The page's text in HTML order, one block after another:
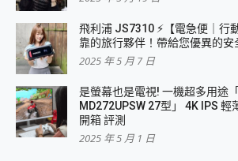
飛利浦 JS7310 ⚡【電急便｜行
靠的旅行夥伴！帶給您優異的
2025 年 5 月 7 日
是螢幕也是電視! 一機超多用途
MD272UPSW 27型」 4K IPS
開箱 評測
2025 年 5 月 1 日